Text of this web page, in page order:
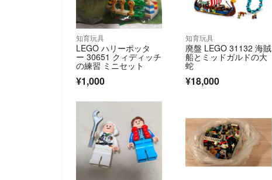
知育玩具
LEGO ハリーポッタ
ー 30651 クィディッチ
の練習 ミニセット
¥1,000
知育玩具
廃盤 LEGO 31132 海賊
船とミッドガルドの大
蛇
¥18,000